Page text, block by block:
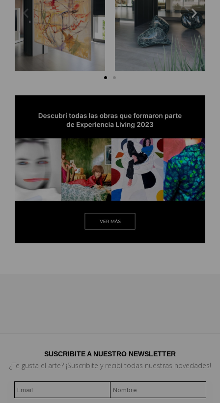
SUSCRIBITE A NUESTRO NEWSLETTER
¿Te gusta el arte? ¡Suscribite y recibí todas nuestras novedades!